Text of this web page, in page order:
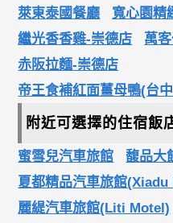
萊東泰國餐廳
寬心園精
繼光香香雞-崇德店
萬
赤阪拉麵-崇德店
帝王食補紅面薑母鴨(台
附近可選擇的住宿飯
蜜雪兒汽車旅館
馥品大
夏都精品汽車旅館(Xiadu
麗緹汽車旅館(Liti Motel)